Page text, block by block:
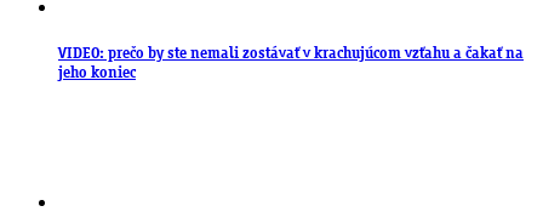
VIDEO: prečo by ste nemali zostávať v krachujúcom vzťahu a čakať na
jeho koniec